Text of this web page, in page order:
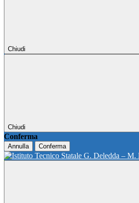
Chiudi
Chiudi
Conferma
Annulla Conferma